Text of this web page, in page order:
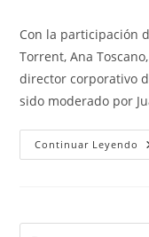
entrada:
entrada:
Con la participación
Torrent, Ana
director corporativo
sido moderado por
Continuar Leyendo